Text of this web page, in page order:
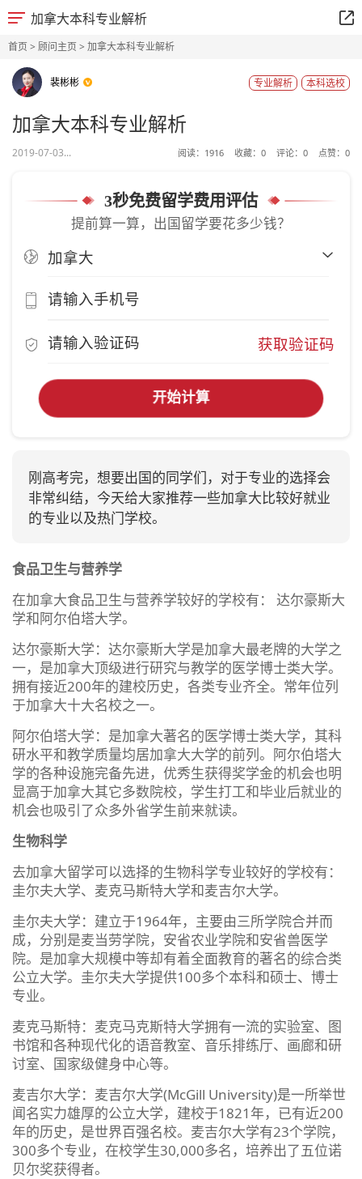
加拿大本科专业解析
首页> 顾问主页> 加拿大本科专业解析
裴彬彬 本科选校
专业解析
加拿大本科专业解析
2019-07-03... 阅读： 1916 收藏： 0 评论： 0 点赞： 0
3秒免费留学费用评估
提前算一算，出国留学要花多少钱？
获取验证码
开始计算
刚高考完，想要出国的同学们，对于专业的选择会
非常纠结，今天给大家推荐一些加拿大比较好就业
的专业以及热门学校。
食品卫生与营养学
在加拿大食品卫生与营养学较好的学校有： 达尔豪斯大
学和阿尔伯塔大学。
达尔豪斯大学：达尔豪斯大学是加拿大最老牌的大学之
一，是加拿大顶级进行研究与教学的医学博士类大学。
拥有接近200年的建校历史，各类专业齐全。常年位列
于加拿大十大名校之一。
阿尔伯塔大学：是加拿大著名的医学博士类大学，其科
研水平和教学质量均居加拿大大学的前列。阿尔伯塔大
学的各种设施完备先进，优秀生获得奖学金的机会也明
显高于加拿大其它多数院校，学生打工和毕业后就业的
机会也吸引了众多外省学生前来就读。
生物科学
去加拿大留学可以选择的生物科学专业较好的学校有：
圭尔夫大学、麦克马斯特大学和麦吉尔大学。
圭尔夫大学：建立于1964年，主要由三所学院合并而
成，分别是麦当劳学院，安省农业学院和安省兽医学
院。是加拿大规模中等却有着全面教育的著名的综合类
公立大学。圭尔夫大学提供100多个本科和硕士、博士
专业。
麦克马斯特：麦克马克斯特大学拥有一流的实验室、图
书馆和各种现代化的语音教室、音乐排练厅、画廊和研
讨室、国家级健身中心等。
麦吉尔大学：麦吉尔大学(McGill University)是一所举世
闻名实力雄厚的公立大学，建校于1821年，已有近200
年的历史，是世界百强名校。麦吉尔大学有23个学院，
300多个专业，在校学生30,000多名，培养出了五位诺
贝尔奖获得者。